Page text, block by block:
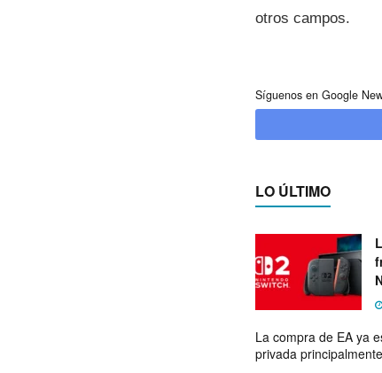
otros campos.
Síguenos en Google
LO ÚLTIMO
La compra de EA ya
privada